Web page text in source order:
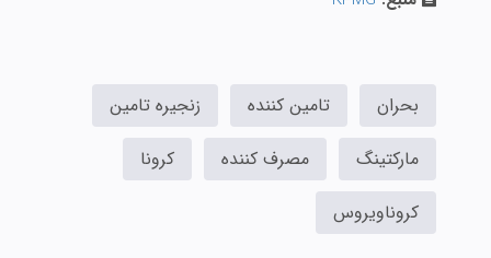
بحران تامین کننده
زنجیره تامین
مارکتینگ
مصرف کننده
کرونا
کروناویروس